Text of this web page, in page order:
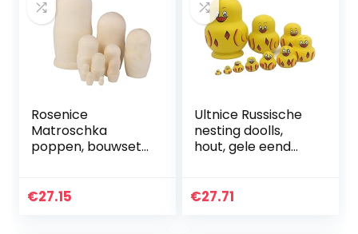
Rosenice
Matroschka
poppen, bouwset
€27.15
Ultnice Russische
nesting doolls,
hout, gele eend
€27.71